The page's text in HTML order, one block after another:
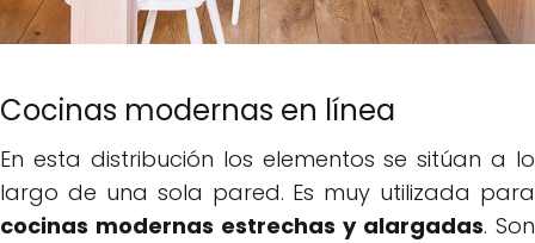
Cocinas modernas en línea
En esta distribución los elementos se sitúan a lo
largo de una sola pared. Es muy utilizada para
cocinas modernas estrechas y alargadas. Son